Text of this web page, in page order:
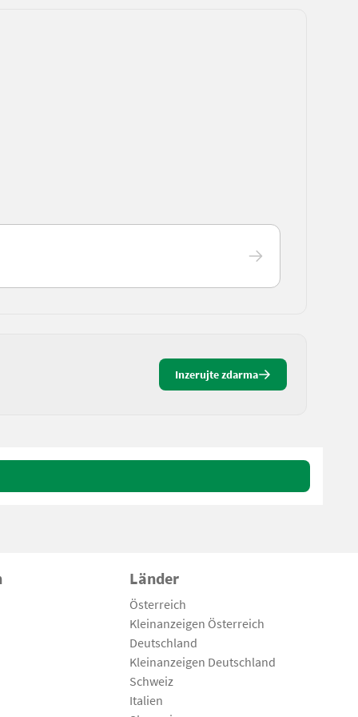
Inzerujte zdarma
Länder
Österreich
Kleinanzeigen Österreich
Deutschland
Kleinanzeigen Deutschland
Schweiz
Italien